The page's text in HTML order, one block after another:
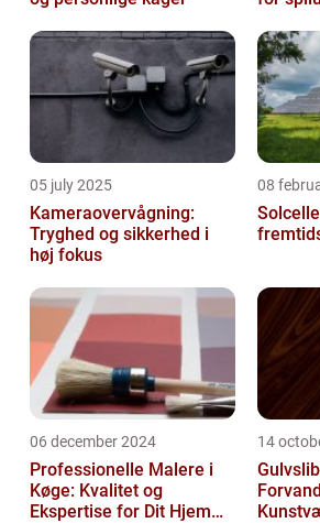
05 july 2025
Kameraovervågning:
Tryghed og sikkerhed i
høj fokus
08
06 december 2024
Professionelle Malere i
Køge: Kvalitet og
Ekspertise for Dit Hjem
14